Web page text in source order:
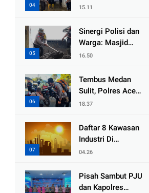
Warga
Kemanusiaan
Pascabanjir di
15.11
Sinergi Polisi dan
Warga: Masjid
Syuhada, Bener
dari Duka Bencana
16.50
Tembus Medan
Sulit, Polres Aceh
Tengah
Sembako dan
Sling Baja ke
18.37
Daftar 8 Kawasan
Industri Di
Kabupaten Bekasi,
Cinlok Juga Ada
Gak ?
04.26
Pisah Sambut PJU
dan Kapolres